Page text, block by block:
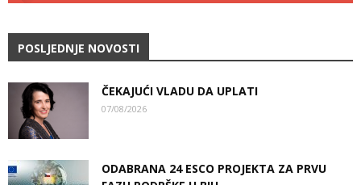
POSLJEDNJE NOVOSTI
ČEKAJUĆI VLADU DA UPLATI
07/08/2026
ODABRANA 24 ESCO PROJEKTA ZA PRVU